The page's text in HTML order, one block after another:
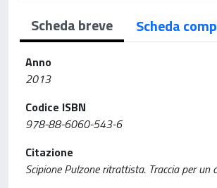
Scheda breve Scheda
Anno
2013
Codice ISBN
978-88-6060-543-6
Citazione
Scipione Pulzone ritrattista. Traccia per